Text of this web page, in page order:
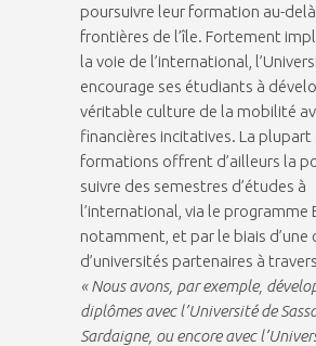
poursuivre leur formation au-
frontières de l’île. Fortement
la voie de l’international,
encourage ses étudiants à
véritable culture de la mobilité
financières incitatives. La plupart
formations offrent d’ailleurs la
suivre des semestres d’études à
l’international, via le programme
notamment, et par le biais d’une
d’universités partenaires à
« Nous avons, par exemple,
diplômes avec l’Université de
Sardaigne, ou encore avec